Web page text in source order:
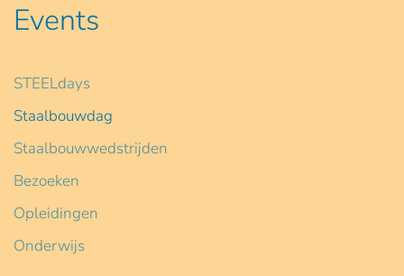
Events
STEELdays
Staalbouwdag
Staalbouwwedstrijden
Bezoeken
Opleidingen
Onderwijs